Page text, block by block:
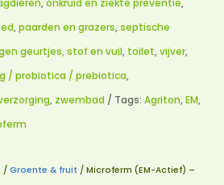
,onkruid en ziekte preventie,
,paarden en grazers,septische
geurtjes, stof en vuil, toilet,vijver,
/ probiotica / prebiotica,
, zwembad Tags:Agriton,EM,
/Groente & fruit / Microferm (EM-Actief) –